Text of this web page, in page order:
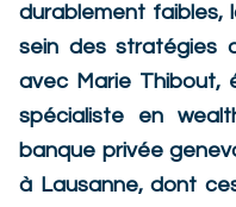
durablement faibles,
sein des stratégies
avec Marie Thibout,
spécialiste en
banque privée
à Lausanne, dont